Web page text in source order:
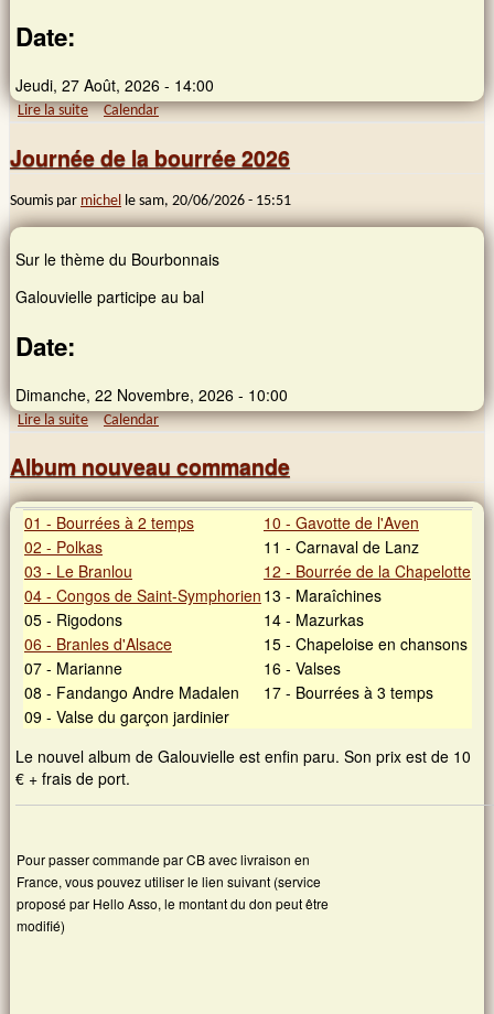
Date:
Jeudi, 27 Août, 2026 - 14:00
Lire la suitede Stage Grain de son (G)
Calendar
Journée de la bourrée 2026
Soumis par michel le sam, 20/06/2026 - 15:51
Sur le thème du Bourbonnais
Galouvielle participe au bal
Date:
Dimanche, 22 Novembre, 2026 - 10:00
Lire la suitede Journée de la bourrée 2026
Calendar
Album nouveau commande
01 - Bourrées à 2 temps
10 - Gavotte de l'Aven
02 - Polkas
11 - Carnaval de Lanz
03 - Le Branlou
12 - Bourrée de la Chapelotte
04 - Congos de Saint-Symphorien 13 - Maraîchines
05 - Rigodons
14 - Mazurkas
06 - Branles d'Alsace
15 - Chapeloise en chansons
07 - Marianne
16 - Valses
08 - Fandango Andre Madalen
17 - Bourrées à 3 temps
09 - Valse du garçon jardinier
Le nouvel album de Galouvielle est enfin paru. Son prix est de 10
€ + frais de port.
Pour passer commande par CB avec livraison en
France, vous pouvez utiliser le lien suivant (service
proposé par Hello Asso, le montant du don peut être
modifié)